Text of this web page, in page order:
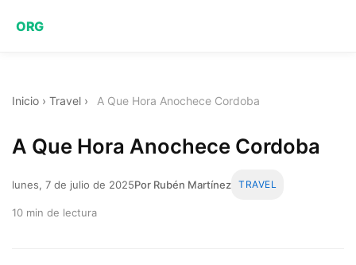
ORG
Inicio › Travel › A Que Hora Anochece Cordoba
A Que Hora Anochece Cordoba
lunes, 7 de julio de 2025Por Rubén Martínez TRAVEL
10 min de lectura